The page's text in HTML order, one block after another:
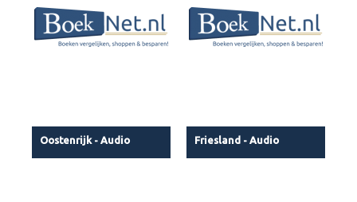
Oostenrijk - Audio Friesland - Audio